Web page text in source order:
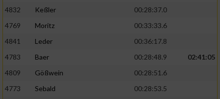
4832
Keßler
00:28:37.0
4769
Moritz
00:33:33.6
4841
Leder
00:36:17.8
4783
Baer 00:28:48.9
02:41:05
4809
Gößwein
00:28:51.6
4773
Sebald
00:28:53.5